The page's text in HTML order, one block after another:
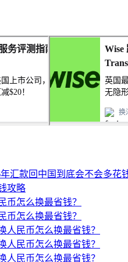
汇款回中国到底会不会多花
攻略
币怎么换最省钱？
币怎么换最省钱？
人民币怎么换最省钱？
人民币怎么换最省钱？
人民币怎么换最省钱？